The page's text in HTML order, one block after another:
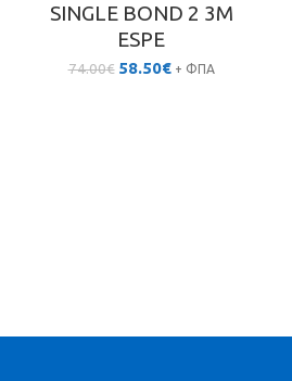
SINGLE BOND 2 3M
ESPE
74.00€ Original
58.50€Η+ ΦΠΑ